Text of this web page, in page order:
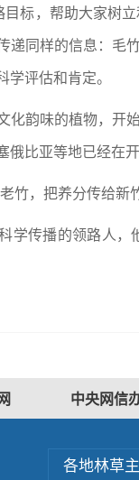
目标，帮助大家树
递同样的信息：毛
学评估和肯定。
化韵味的植物，开
比亚等地已经在
竹，把养分传给
学传播的领路人
中央网信
各地林草